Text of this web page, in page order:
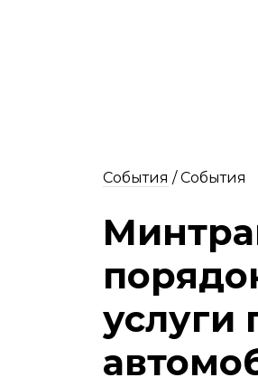
События /События
услуги